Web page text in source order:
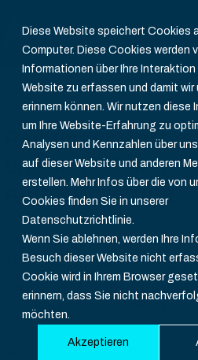
Diese Website speichert Cookies
Computer. Diese Cookies werden
Informationen über Ihre
Website zu erfassen und damit wir
erinnern können. Wir nutzen diese
um Ihre Website-Erfahrung zu
Analysen und Kennzahlen über
auf dieser Website und anderen
erstellen. Mehr Infos über die von
Cookies finden Sie in unserer
Datenschutzrichtlinie.
Wenn Sie ablehnen, werden Ihre
Besuch dieser Website nicht
Cookie wird in Ihrem Browser
erinnern, dass Sie nicht
möchten.
Akzeptieren
Reibungsloser
und Multi-Faktor
Authentisierung
Die Online-
sich gewandelt, was zu
Sie hier mehr zu CIAM
Aug. 16, 2021 - 2 Min.